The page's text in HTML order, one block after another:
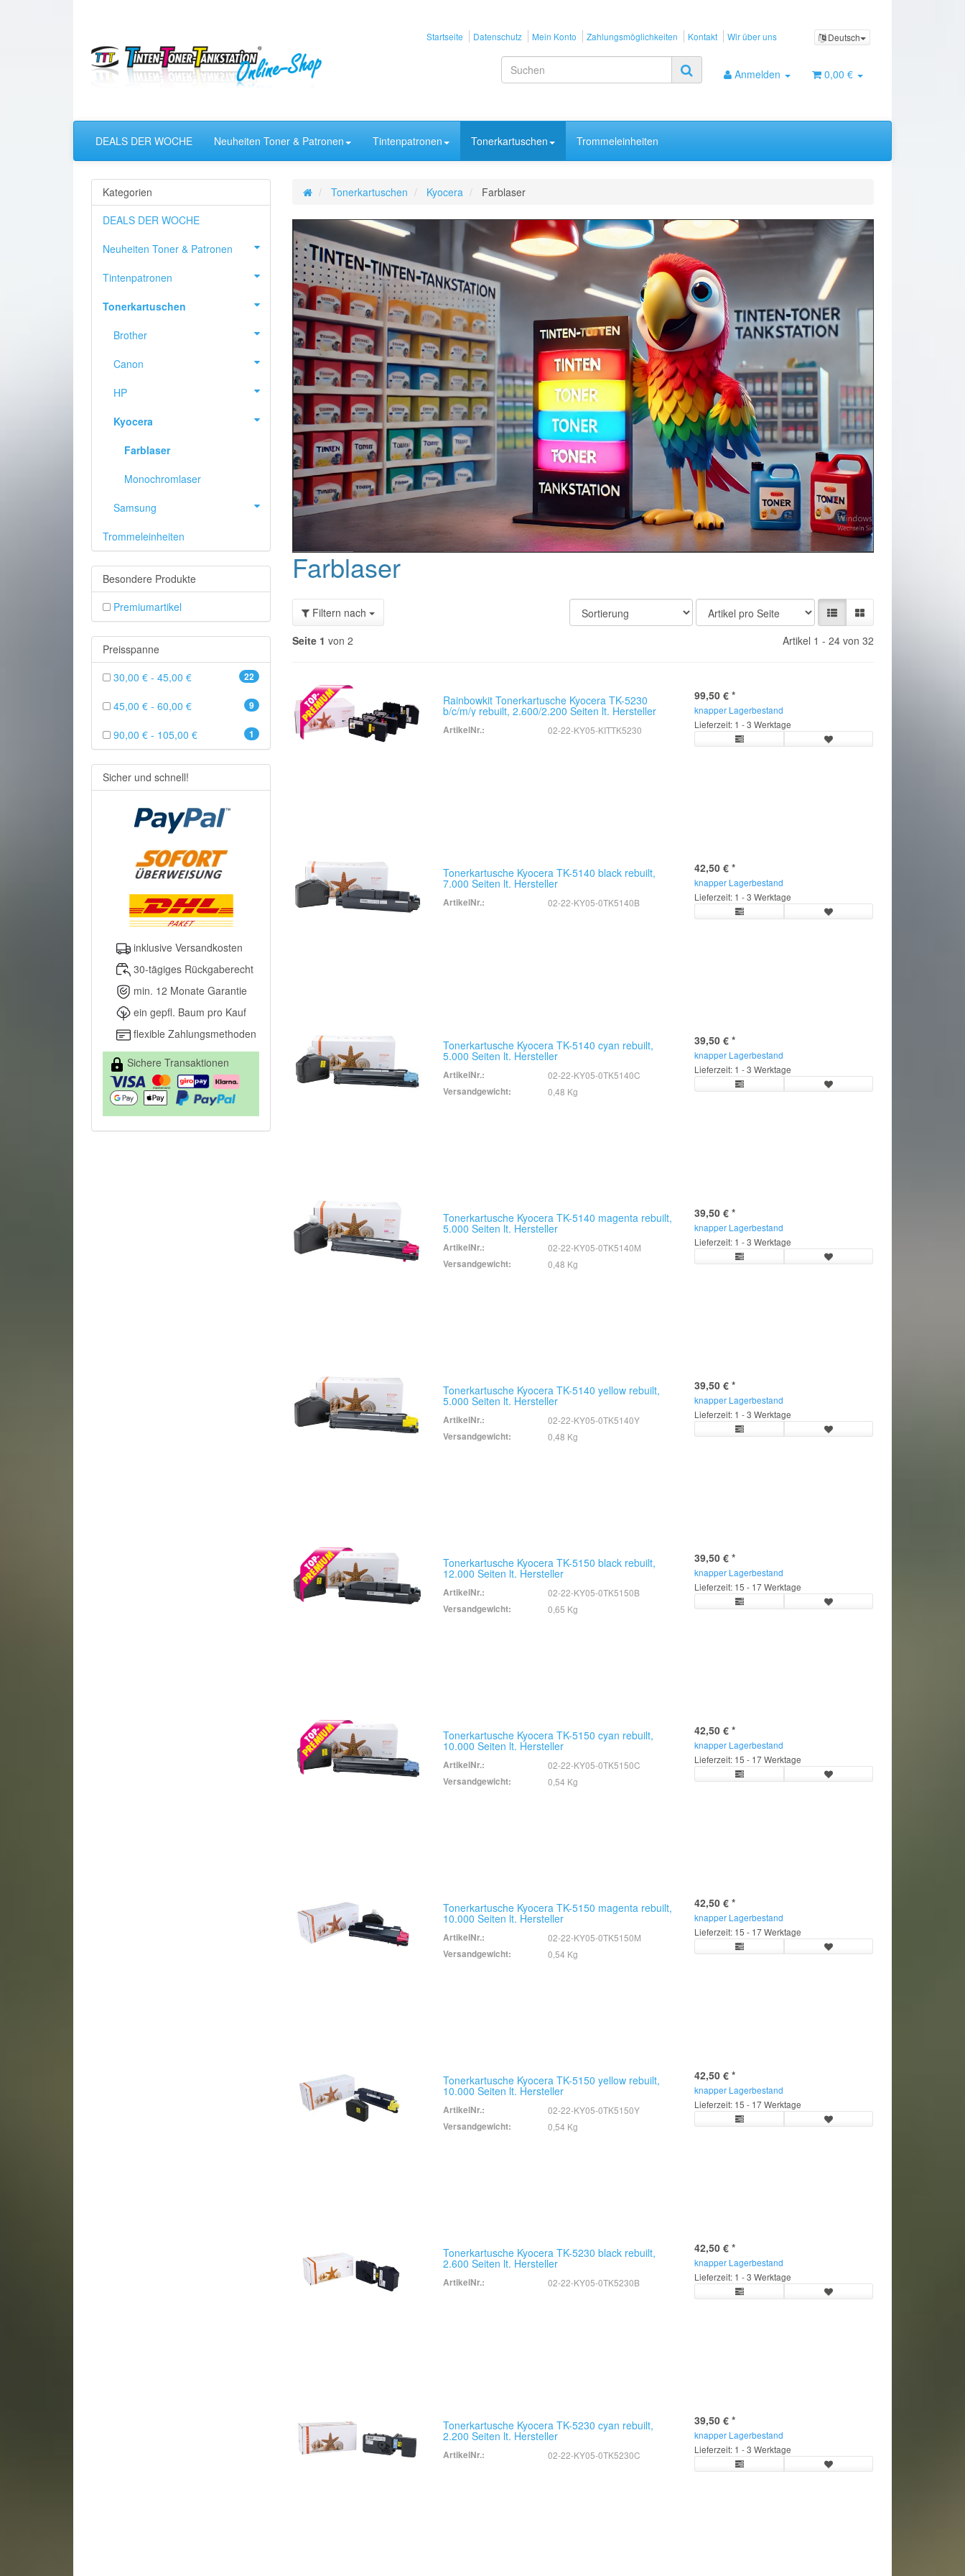
Deutsch
Startseite Datenschutz Mein Konto Zahlungsmöglichkeiten Kontakt Wir über uns
Anmelden 0,00 €
DEALS DER WOCHE Neuheiten Toner & Patronen Tintenpatronen Tonerkartuschen Trommeleinheiten
Tonerkartuschen Kyocera Farblaser
ZURÜCK
Farblaser
Filtern nach
Seite 1 von 2 Artikel 1 - 24 von 32
Rainbowkit Tonerkartusche Kyocera TK-5230
b/c/m/y rebuilt, 2.600/2.200 Seiten lt. Hersteller
ArtikelNr.: 02-22-KY05-KITTK5230
99,50 € *
knapper Lagerbestand
Lieferzeit: 1 - 3 Werktage
Tonerkartusche Kyocera TK-5140 black rebuilt,
7.000 Seiten lt. Hersteller
ArtikelNr.: 02-22-KY05-0TK5140B
42,50 € *
knapper Lagerbestand
Lieferzeit: 1 - 3 Werktage
Tonerkartusche Kyocera TK-5140 cyan rebuilt,
5.000 Seiten lt. Hersteller
ArtikelNr.:
02-22-KY05-0TK5140C
Versandgewicht:
0,48 Kg
39,50 € *
knapper Lagerbestand
Lieferzeit: 1 - 3 Werktage
Tonerkartusche Kyocera TK-5140 magenta rebuilt,
5.000 Seiten lt. Hersteller
ArtikelNr.:
02-22-KY05-0TK5140M
Versandgewicht:
0,48 Kg
39,50 € *
knapper Lagerbestand
Lieferzeit: 1 - 3 Werktage
Tonerkartusche Kyocera TK-5140 yellow rebuilt,
5.000 Seiten lt. Hersteller
ArtikelNr.:
02-22-KY05-0TK5140Y
Versandgewicht:
0,48 Kg
39,50 € *
knapper Lagerbestand
Lieferzeit: 1 - 3 Werktage
Tonerkartusche Kyocera TK-5150 black rebuilt,
12.000 Seiten lt. Hersteller
ArtikelNr.:
02-22-KY05-0TK5150B
Versandgewicht:
0,65 Kg
39,50 € *
knapper Lagerbestand
Lieferzeit: 15 - 17 Werktage
Tonerkartusche Kyocera TK-5150 cyan rebuilt,
10.000 Seiten lt. Hersteller
ArtikelNr.:
02-22-KY05-0TK5150C
Versandgewicht:
0,54 Kg
42,50 € *
knapper Lagerbestand
Lieferzeit: 15 - 17 Werktage
Tonerkartusche Kyocera TK-5150 magenta rebuilt,
10.000 Seiten lt. Hersteller
ArtikelNr.:
02-22-KY05-0TK5150M
Versandgewicht:
0,54 Kg
42,50 € *
knapper Lagerbestand
Lieferzeit: 15 - 17 Werktage
Tonerkartusche Kyocera TK-5150 yellow rebuilt,
10.000 Seiten lt. Hersteller
ArtikelNr.:
02-22-KY05-0TK5150Y
Versandgewicht:
0,54 Kg
42,50 € *
knapper Lagerbestand
Lieferzeit: 15 - 17 Werktage
Tonerkartusche Kyocera TK-5230 black rebuilt,
2.600 Seiten lt. Hersteller
ArtikelNr.: 02-22-KY05-0TK5230B
42,50 € *
knapper Lagerbestand
Lieferzeit: 1 - 3 Werktage
Tonerkartusche Kyocera TK-5230 cyan rebuilt,
2.200 Seiten lt. Hersteller
ArtikelNr.: 02-22-KY05-0TK5230C
39,50 € *
knapper Lagerbestand
Lieferzeit: 1 - 3 Werktage
Kategorien
DEALS DER WOCHE
Neuheiten Toner & Patronen
Tintenpatronen
Tonerkartuschen
Brother
Canon
HP
Kyocera
Farblaser
Monochromlaser
Samsung
Trommeleinheiten
Besondere Produkte
Premiumartikel
Preisspanne
22
30,00 € - 45,00 €
9
45,00 € - 60,00 €
1
90,00 € - 105,00 €
Sicher und schnell!
inklusive Versandkosten
30-tägiges Rückgaberecht
min. 12 Monate Garantie
ein gepfl. Baum pro Kauf
flexible Zahlungsmethoden
Sichere Transaktionen